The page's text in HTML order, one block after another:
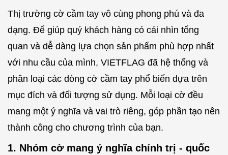
Thị trường cờ cầm tay vô cùng phong phú và đa
dạng. Để giúp quý khách hàng có cái nhìn tổng
quan và dễ dàng lựa chọn sản phẩm phù hợp nhất
với nhu cầu của mình, VIETFLAG đã hệ thống và
phân loại các dòng cờ cầm tay phổ biến dựa trên
mục đích và đối tượng sử dụng. Mỗi loại cờ đều
mang một ý nghĩa và vai trò riêng, góp phần tạo nên
thành công cho chương trình của bạn.
1. Nhóm cờ mang ý nghĩa chính trị - quốc